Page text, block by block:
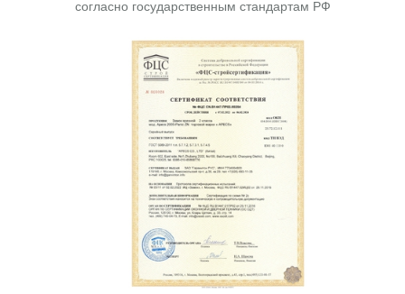
согласно государственным стандартам РФ